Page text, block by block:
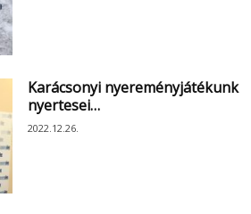
Karácsonyi nyereményjátékunk
nyertesei…
2022.12.26.